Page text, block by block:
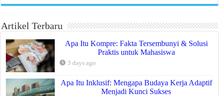
Artikel Terbaru
Apa Itu Kompre: Fakta Tersembunyi & Solusi
Praktis untuk Mahasiswa
3 days ago
Apa Itu Inklusif: Mengapa Budaya Kerja Adaptif
Menjadi Kunci Sukses